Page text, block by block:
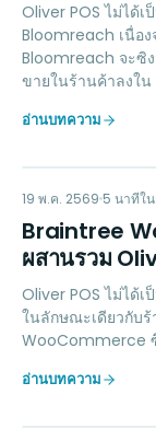
Oliver POS ไม่ได้
Bloomreach เนื่อ
Bloomreach จะซิ
ขายในร้านค้าลงใ
อ่านบทความ
BW
PAYMENTS
19 พ.ค. 2569 5 นาทีใ
Braintree
ผสานรวม
Oliver POS ไม่ได้
ในลักษณะเดียวกับ
WooCommerce ซึ่
อ่านบทความ